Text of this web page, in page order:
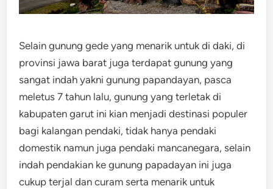
Selain gunung gede yang menarik untuk di daki, di
provinsi jawa barat juga terdapat gunung yang
sangat indah yakni gunung papandayan, pasca
meletus 7 tahun lalu, gunung yang terletak di
kabupaten garut ini kian menjadi destinasi populer
bagi kalangan pendaki, tidak hanya pendaki
domestik namun juga pendaki mancanegara, selain
indah pendakian ke gunung papadayan ini juga
cukup terjal dan curam serta menarik untuk